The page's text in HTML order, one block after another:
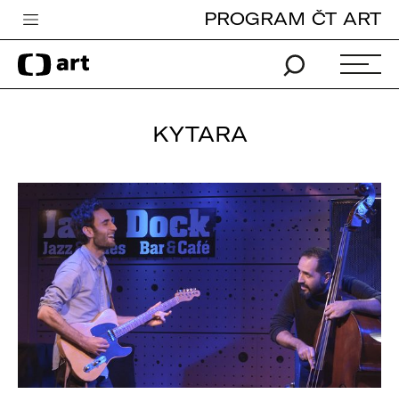
Česká televize
Zpravodajství
Pro děti
Vše o ČT
PROGRAM ČT ART
KYTARA